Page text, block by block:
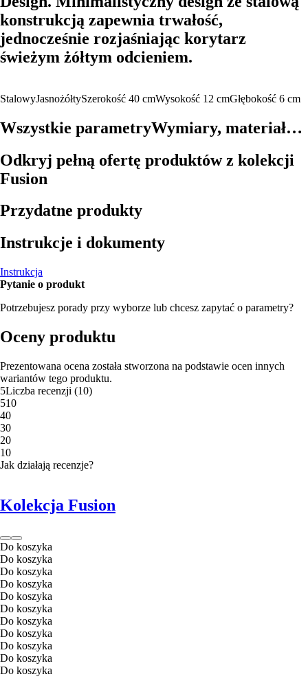
konstrukcją zapewnia trwałość,
jednocześnie rozjaśniając korytarz
świeżym żółtym odcieniem.
StalowyJasnożółtySzerokość 40 cmWysokość 12 cmGłębokość 6 cm
Wszystkie parametryWymiary, materiał…
Odkryj pełną ofertę produktów z kolekcji
Fusion
Przydatne produkty
Instrukcje i dokumenty
Instrukcja
Pytanie o produkt
Potrzebujesz porady przy wyborze lub chcesz zapytać o parametry?
Oceny produktu
Prezentowana ocena została stworzona na podstawie ocen innych
wariantów tego produktu.
5Liczba recenzji (10)
510
40
30
20
10
Jak działają recenzje?
Kolekcja Fusion
Do koszyka
Do koszyka
Do koszyka
Do koszyka
Do koszyka
Do koszyka
Do koszyka
Do koszyka
Do koszyka
Do koszyka
Do koszyka